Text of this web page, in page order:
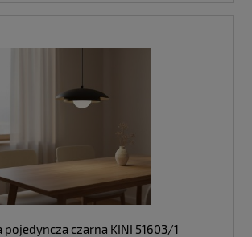
pojedyncza czarna KINI 51603/1